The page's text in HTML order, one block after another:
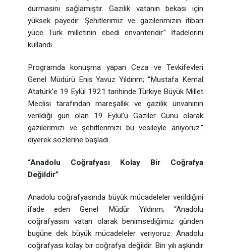
durmasını sağlamıştır. Gazilik vatanın bekası için
yüksek payedir. Şehitlerimiz ve gazilerimizin itibarı
yüce Türk milletinin ebedi envanteridir.” İfadelerini
kullandı.
Programda konuşma yapan Ceza ve Tevkifevleri
Genel Müdürü Enis Yavuz Yıldırım; “Mustafa Kemal
Atatürk’e 19 Eylül 1921 tarihinde Türkiye Büyük Millet
Meclisi tarafından mareşallik ve gazilik ünvanının
verildiği gün olan 19 Eylül’ü Gaziler Günü olarak
gazilerimizi ve şehitlerimizi bu vesileyle anıyoruz.”
diyerek sözlerine başladı.
“Anadolu Coğrafyası Kolay Bir Coğrafya
Değildir”
Anadolu coğrafyasında büyük mücadeleler verildiğini
ifade eden Genel Müdür Yıldırım; “Anadolu
coğrafyasını vatan olarak benimsediğimiz günden
bugüne dek büyük mücadeleler veriyoruz. Anadolu
coğrafyası kolay bir coğrafya değildir. Bin yılı aşkındır